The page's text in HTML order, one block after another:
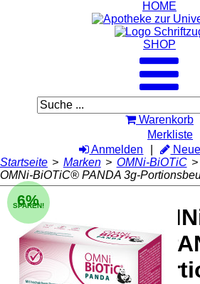
HOME
SHOP
Warenkorb
Merkliste
Anmelden
Startseite > Marken > OMNi-BiOTiC >
OMNi-BiOTiC® PANDA 3g-
6%
SPAREN!